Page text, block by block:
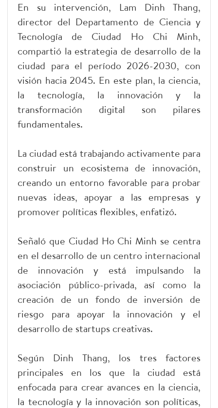
En su intervención, Lam Dinh Thang,
director del Departamento de Ciencia y
Tecnología de Ciudad Ho Chi Minh,
compartió la estrategia de desarrollo de la
ciudad para el período 2026-2030, con
visión hacia 2045. En este plan, la ciencia,
la tecnología, la innovación y la
transformación digital son pilares
fundamentales.
La ciudad está trabajando activamente para
construir un ecosistema de innovación,
creando un entorno favorable para probar
nuevas ideas, apoyar a las empresas y
promover políticas flexibles, enfatizó.
Señaló que Ciudad Ho Chi Minh se centra
en el desarrollo de un centro internacional
de innovación y está impulsando la
asociación público-privada, así como la
creación de un fondo de inversión de
riesgo para apoyar la innovación y el
desarrollo de startups creativas.
Según Dinh Thang, los tres factores
principales en los que la ciudad está
enfocada para crear avances en la ciencia,
la tecnología y la innovación son políticas,